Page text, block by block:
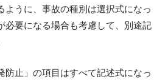
ように、事故の種別は選択式になっ
必要になる場合も考慮して、別途記
防止」の項目はすべて記述式になっ